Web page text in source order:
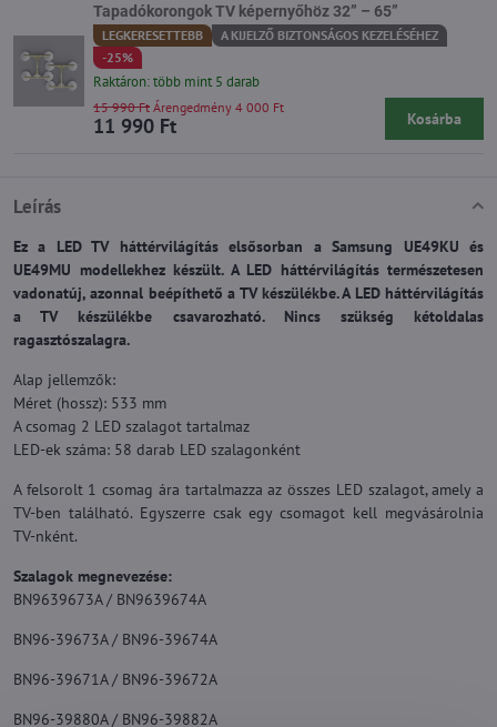
Leírás
Ez a LED TV háttérvilágítás elsősorban a Samsung UE49KU és
UE49MU modellekhez készült. A LED háttérvilágítás természetesen
vadonatúj, azonnal beépíthető a TV készülékbe. A LED háttérvilágítás
a TV készülékbe csavarozható. Nincs szükség kétoldalas
ragasztószalagra.
Alap jellemzők:
Méret (hossz): 533 mm
A csomag 2 LED szalagot tartalmaz
LED-ek száma: 58 darab LED szalagonként
A felsorolt 1 csomag ára tartalmazza az összes LED szalagot, amely a
TV-ben található. Egyszerre csak egy csomagot kell megvásárolnia
TV-nként.
Szalagok megnevezése:
BN9639673A / BN9639674A
BN96-39673A / BN96-39674A
BN96-39671A / BN96-39672A
BN96-39880A / BN96-39882A
Tapadókorongok TV képernyőhöz 32” – 65”
LEGKERESETTEBB
A KIJELZŐ BIZTONSÁGOS KEZELÉSÉHEZ
-25%
Raktáron: több mint 5 darab
11 990 Ft
15 990 Ft Árengedmény 4 000 Ft
Kosárba